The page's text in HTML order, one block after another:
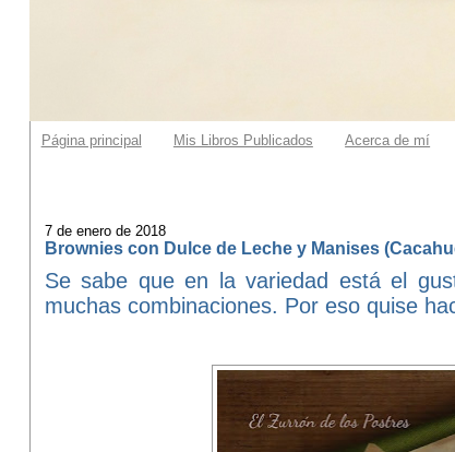
Página principal Mis Libros Publicados Acerca de mí
7 de enero de 2018
Brownies con Dulce de Leche y Manises
Se sabe que en la variedad está el
muchas combinaciones. Por eso quise